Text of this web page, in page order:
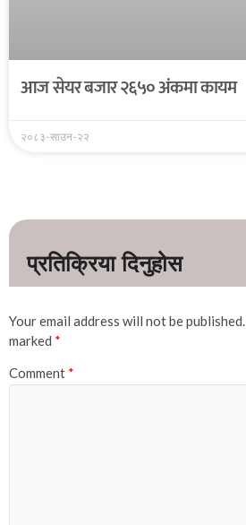
आज सेयर बजार २६५० अंकमा कायम
२०८३-साउन-२२
Your email address will not be published.
marked *
Comment *